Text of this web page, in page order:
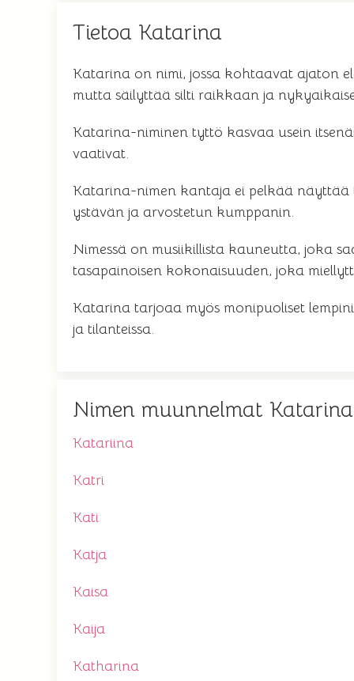
Tietoa Katarina
Katarina on nimi, jossa kohtaavat ajaton
mutta säilyttää silti raikkaan ja
Katarina-niminen tyttö kasvaa usein
vaativat.
Katarina-nimen kantaja ei pelkää näyttää
ystävän ja arvostetun kumppanin.
Nimessä on musiikillista kauneutta, joka
tasapainoisen kokonaisuuden, joka
Katarina tarjoaa myös monipuoliset
ja tilanteissa.
Nimen muunnelmat Katarina
Katariina
Katri
Kati
Katja
Kaisa
Kaija
Katharina